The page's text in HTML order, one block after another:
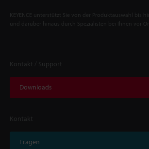
KEYENCE unterstützt Sie von der Produktauswahl bis
und darüber hinaus durch Spezialisten bei Ihnen vor
Kontakt / Support
Downloads
Kontakt
Fragen